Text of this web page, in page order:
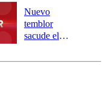
Nuevo
temblor
sacude el
revisa la